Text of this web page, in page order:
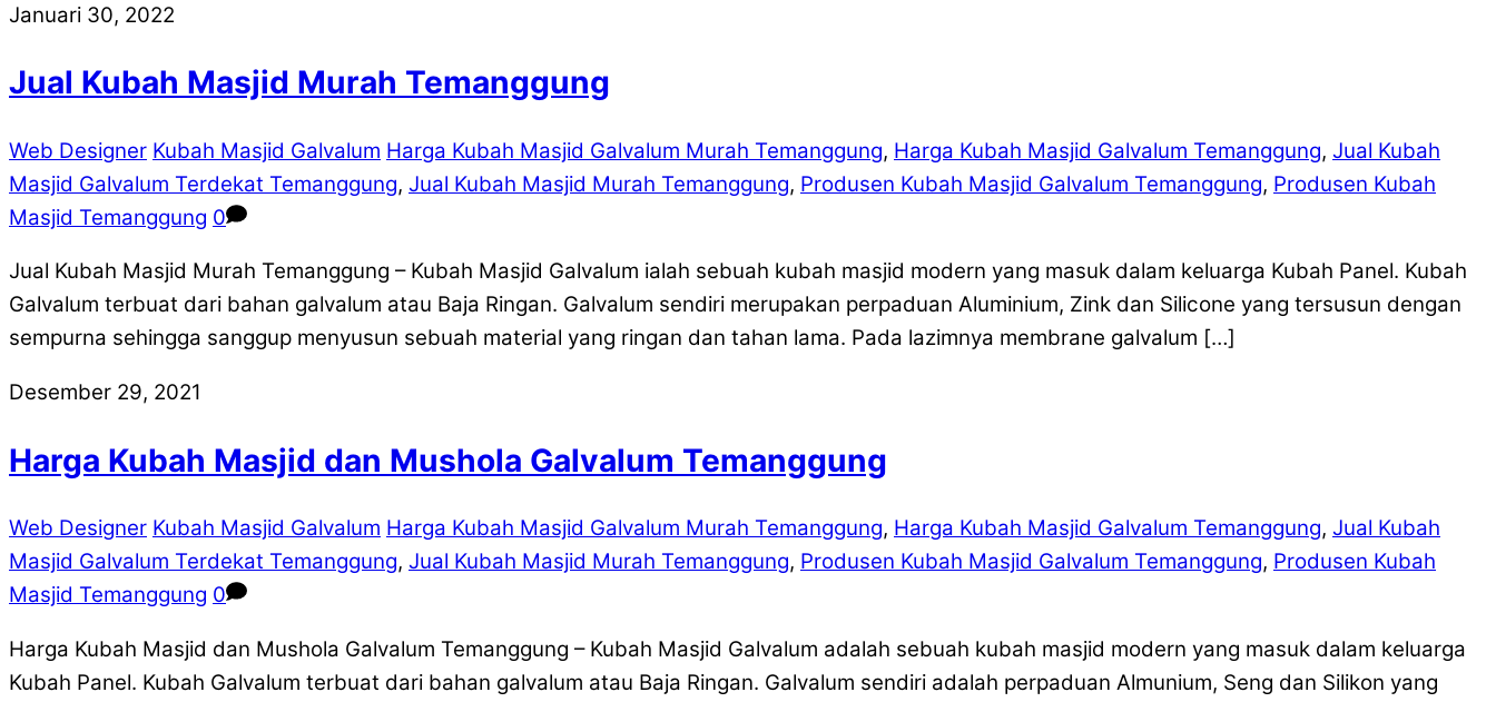
Januari 30, 2022
Jual Kubah Masjid Murah Temanggung
Web Designer Kubah Masjid Galvalum Harga Kubah Masjid Galvalum Murah Temanggung, Harga Kubah Masjid Galvalum Temanggung, Jual Kubah
Masjid Galvalum Terdekat Temanggung, Jual Kubah Masjid Murah Temanggung, Produsen Kubah Masjid Galvalum Temanggung, Produsen Kubah
Masjid Temanggung 0
Jual Kubah Masjid Murah Temanggung – Kubah Masjid Galvalum ialah sebuah kubah masjid modern yang masuk dalam keluarga Kubah Panel. Kubah
Galvalum terbuat dari bahan galvalum atau Baja Ringan. Galvalum sendiri merupakan perpaduan Aluminium, Zink dan Silicone yang tersusun dengan
sempurna sehingga sanggup menyusun sebuah material yang ringan dan tahan lama. Pada lazimnya membrane galvalum […]
Desember 29, 2021
Harga Kubah Masjid dan Mushola Galvalum Temanggung
Web Designer Kubah Masjid Galvalum Harga Kubah Masjid Galvalum Murah Temanggung, Harga Kubah Masjid Galvalum Temanggung, Jual Kubah
Masjid Galvalum Terdekat Temanggung, Jual Kubah Masjid Murah Temanggung, Produsen Kubah Masjid Galvalum Temanggung, Produsen Kubah
Masjid Temanggung 0
Harga Kubah Masjid dan Mushola Galvalum Temanggung – Kubah Masjid Galvalum adalah sebuah kubah masjid modern yang masuk dalam keluarga
Kubah Panel. Kubah Galvalum terbuat dari bahan galvalum atau Baja Ringan. Galvalum sendiri adalah perpaduan Almunium, Seng dan Silikon yang